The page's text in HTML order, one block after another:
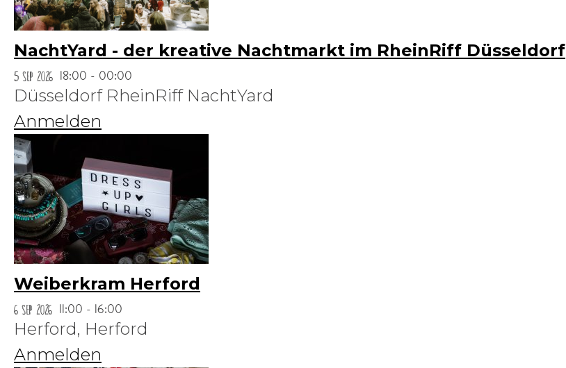
NachtYard - der kreative Nachtmarkt im RheinRiff Düsseldorf
5 Sep 2026 18:00 - 00:00
Düsseldorf RheinRiff NachtYard
Anmelden
Weiberkram Herford
6 Sep 2026 11:00 - 16:00
Herford, Herford
Anmelden